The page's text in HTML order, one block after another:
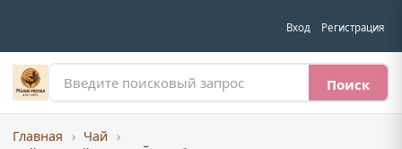
Вход Регистрация
Поиск
Главная › Чай
›